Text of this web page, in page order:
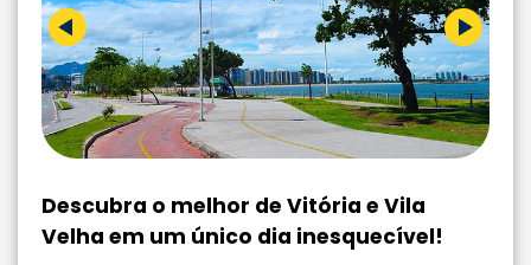
Descubra o melhor de Vitória e Vila
Velha em um único dia inesquecível!